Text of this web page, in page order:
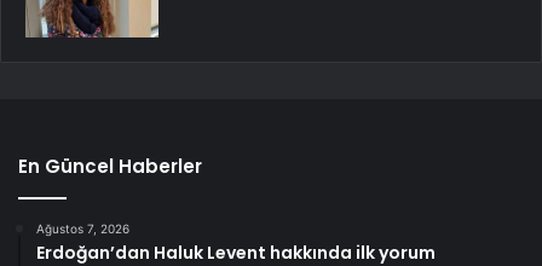
En Güncel Haberler
Ağustos 7, 2026
Erdoğan’dan Haluk Levent hakkında ilk yorum